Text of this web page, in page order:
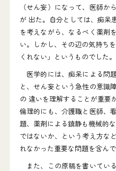
（せん妄）になって、医師か
が 出た。自分としては、痴呆
を考えながら、なるべく薬剤
い。しかし、その辺の気持ち
くれない」というものでした。
医学的には、痴呆による問
と、せん妄という急性の意識
の 違いを理解することが重要
倫理的にも、介護職と医師、
題、薬剤による鎮静も機械的
ではないか、という考え方な
れなかった重要な問題を含んで
また、この原稿を書いてい